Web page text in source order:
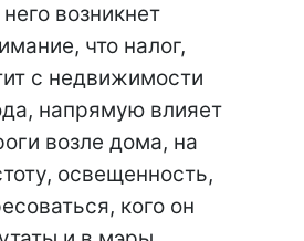
возникнет
что налог,
с недвижимости
напрямую влияет
возле дома, на
освещенность,
кого он